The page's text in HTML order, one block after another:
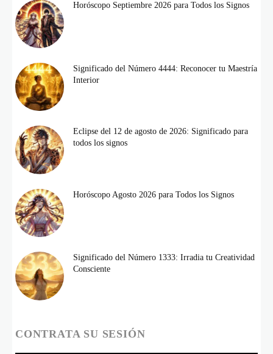
Horóscopo Septiembre 2026 para Todos los Signos
Significado del Número 4444: Reconocer tu Maestría
Interior
Eclipse del 12 de agosto de 2026: Significado para
todos los signos
Horóscopo Agosto 2026 para Todos los Signos
Significado del Número 1333: Irradia tu Creatividad
Consciente
CONTRATA SU SESIÓN